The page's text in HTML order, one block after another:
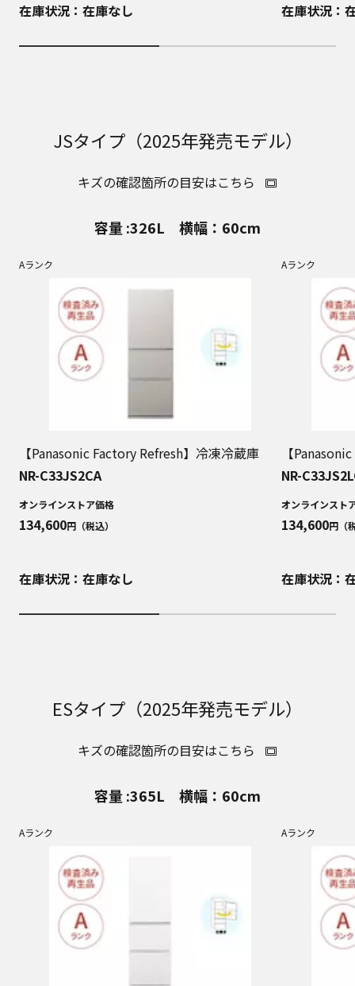
在庫状況：在庫なし 在庫状況：
JSタイプ（2025年発売モデル）
キズの確認箇所の目安はこちら
容量 :326L 横幅：60cm
Aランク
【Panasonic Factory Refresh】冷凍冷蔵庫
NR-C33JS2CA
オンラインストア価格
134,600円（税込）
在庫状況：在庫なし
Aランク
【
NR-
オンラインスト
134,600円（
在庫状況：
ESタイプ（2025年発売モデル）
キズの確認箇所の目安はこちら
容量 :365L 横幅：60cm
Aランク Aランク